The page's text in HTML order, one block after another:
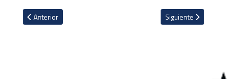
Artículo anterior: Frank Zamora se convierte en nuevo refuerzo
Anterior Artículo siguiente:
Siguiente